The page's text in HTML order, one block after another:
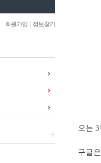
오는 3
구글은
회원가입 정보찾기
+